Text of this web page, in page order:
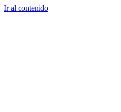
Ir al contenido